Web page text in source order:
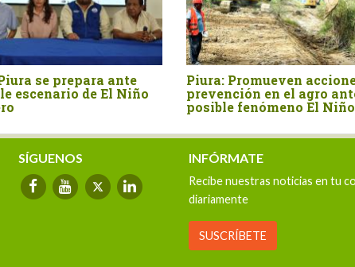
ENFEN mantiene alerta de El
Niño Costero hasta verano de
Senamhi
animales en
altoandinas ante
SÍGUENOS INFÓRMATE
Recibe nuestras noticias en tu
diariamente
SUSCRÍBETE